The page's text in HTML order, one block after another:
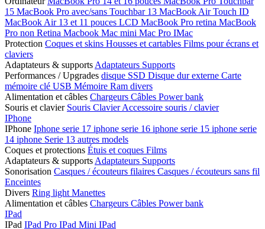
15 MacBook Pro avec/sans Touchbar 13 MacBook Air Touch ID
MacBook Air 13 et 11 pouces LCD MacBook Pro retina MacBook
Pro non Retina Macbook Mac mini Mac Pro IMac
Protection Coques et skins Housses et cartables Films pour écrans et
claviers
Adaptateurs & supports Adaptateurs Supports
Performances / Upgrades disque SSD Disque dur externe Carte
mémoire clé USB Mémoire Ram divers
Alimentation et câbles Chargeurs Câbles Power bank
Souris et clavier Souris ClavierAccessoire souris / clavier
IPhone
IPhone Iphone serie 17 iphone serie 16 iphone serie 15 iphone serie
14 iphone Serie 13 autres models
Coques et protections Étuis et coques Films
Adaptateurs & supports Adaptateurs Supports
Sonorisation Casques / écouteurs filaires Casques / écouteurs sans fil
Enceintes
Divers Ring light Manettes
Alimentation et câbles Chargeurs Câbles Power bank
IPad
IPad IPad Pro IPad Mini IPad